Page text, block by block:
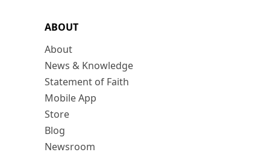
ABOUT
About
News & Knowledge
Statement of Faith
Mobile App
Store
Blog
Newsroom